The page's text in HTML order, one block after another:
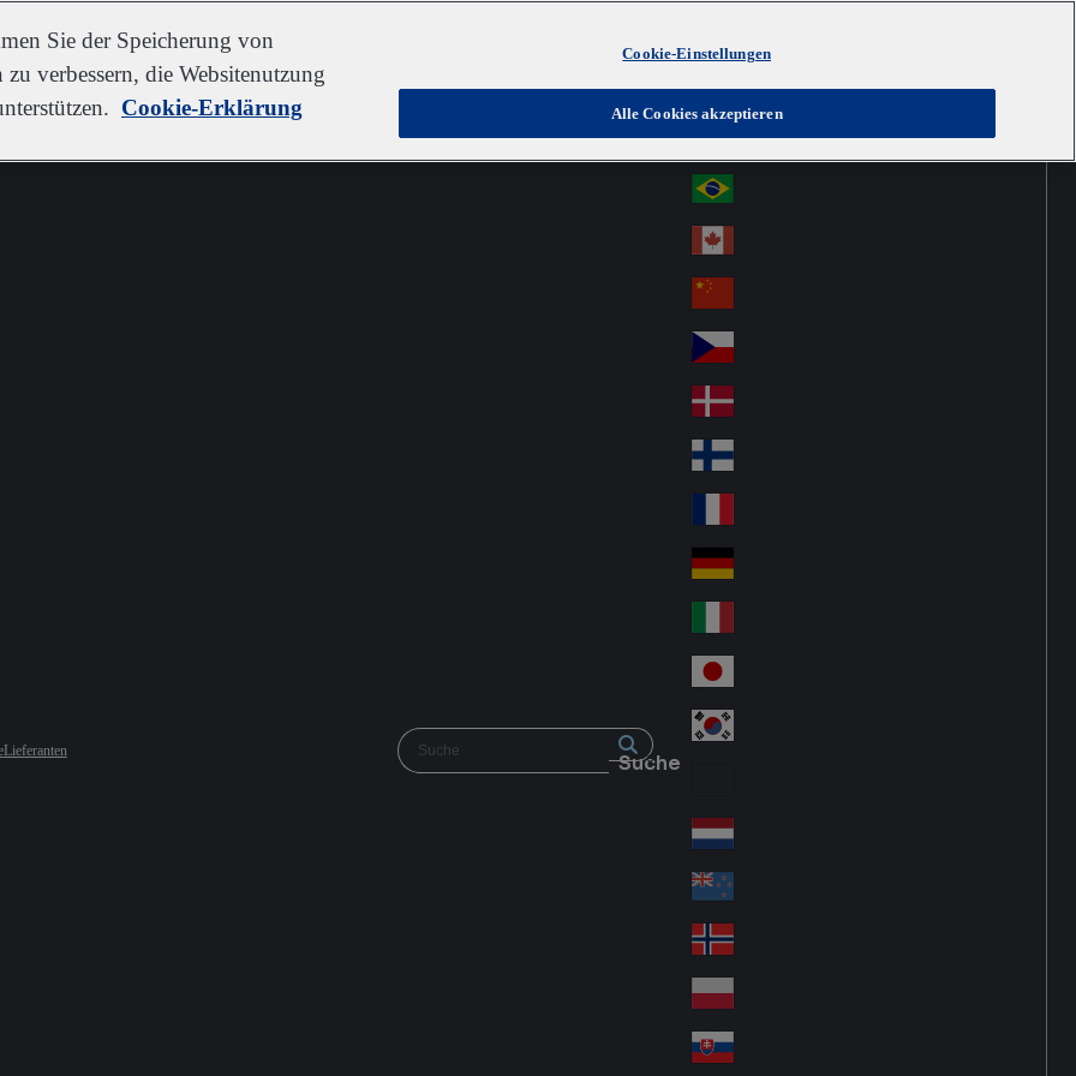
Lieferanten Suche
Austria
Au
str
ali
a
Au
stri
a
Österreich
Br
azi
l
Ca
na
da
Ch
ina
Cz
ec
h
De
nm
ark
Fin
d
Fra
nc
e
Ge
an
y
Ital
y
Jap
an
Lat
in
A
me
ric
a
Ne
the
rla
nd
s
Ne
w
Ze
ala
nd
No
rw
ay
Pol
an
Sie der Speicherung von
verbessern, die Websitenutzung
Cookie-Erklärung
Cookie-Einstellungen
Alle Cookies akzeptieren